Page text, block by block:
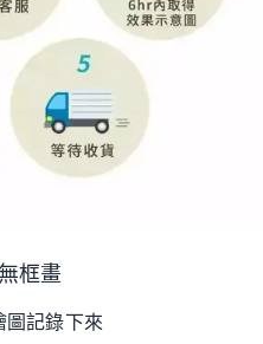
框畫
圖記錄下來